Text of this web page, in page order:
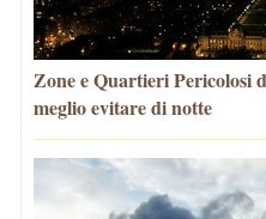
Zone e Quartieri Pericolosi
meglio evitare di notte